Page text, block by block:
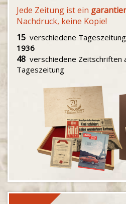
Jede Zeitung ist ein
Nachdruck, keine Kopie!
15 verschiedene
1936
48 verschiedene Zeitschriften
Tageszeitung